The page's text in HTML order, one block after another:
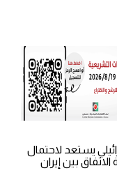
يستعد لاحتمال
بين إيران